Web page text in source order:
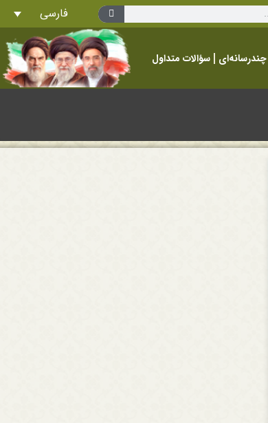
فارسی
چندرسانه‌ای سؤالات متداول